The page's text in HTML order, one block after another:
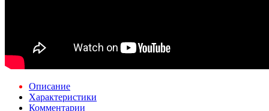
Описание
Характеристики
Комментарии